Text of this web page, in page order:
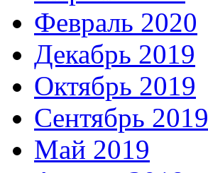
Февраль 2020
Декабрь 2019
Октябрь 2019
Сентябрь 2019
Май 2019